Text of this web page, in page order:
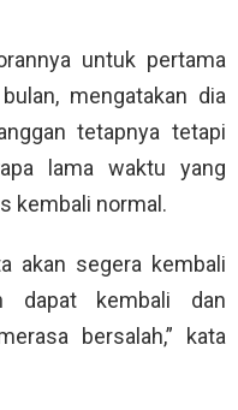
untuk pertama
mengatakan dia
tetapnya tetapi
lama waktu yang
kembali normal.
akan segera kembali
dapat kembali dan
bersalah,” kata